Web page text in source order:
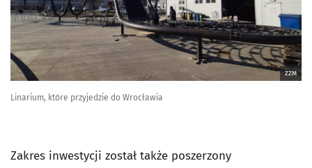
ZZM
Linarium, które przyjedzie do Wrocławia
Zakres inwestycji został także poszerzony